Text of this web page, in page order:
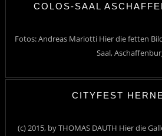
COLOS-SAAL
Fotos: Andreas Mariotti Hier die fetten
Saal,
CITYFEST
(c) 2015, by THOMAS DAUTH Hier die